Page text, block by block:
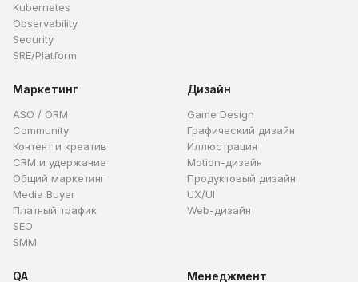
Kubernetes
Observability
Security
SRE/Platform
Маркетинг
ASO / ORM
Community
Контент и креатив
CRM и удержание
Общий маркетинг
Media Buyer
Платный трафик
SEO
SMM
Дизайн
Game Design
Графический дизайн
Иллюстрация
Motion-дизайн
Продуктовый дизайн
UX/UI
Web-дизайн
QA Менеджмент